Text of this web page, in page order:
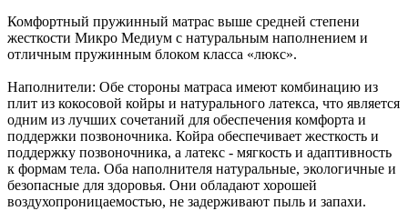
Комфортный пружинный матрас выше средней степени
жесткости Микро Медиум с натуральным наполнением и
отличным пружинным блоком класса «люкс».
Наполнители: Обе стороны матраса имеют комбинацию из
плит из кокосовой койры и натурального латекса, что является
одним из лучших сочетаний для обеспечения комфорта и
поддержки позвоночника. Койра обеспечивает жесткость и
поддержку позвоночника, а латекс - мягкость и адаптивность
к формам тела. Оба наполнителя натуральные, экологичные и
безопасные для здоровья. Они обладают хорошей
воздухопроницаемостью, не задерживают пыль и запахи.